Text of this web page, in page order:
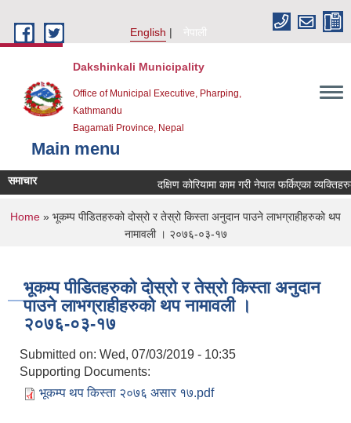
English
नेपाली
Dakshinkali Municipality
Office of Municipal Executive, Pharping,
Kathmandu
Bagamati Province, Nepal
Main menu
समाचार दक्षिण कोरियामा काम गरी नेपाल फर्किएका
You are here
Home » भूकम्प पीडितहरुको दोस्रो र तेस्रो किस्ता अनुदान पाउने लाभग्राहीहरुको थप
नामावली । २०७६-०३-१७
भूकम्प पीडितहरुको दोस्रो र तेस्रो किस्ता अनुदान
पाउने लाभग्राहीहरुको थप नामावली ।
२०७६-०३-१७
Submitted on: Wed, 07/03/2019 - 10:35
Supporting Documents:
भूकम्प थप किस्ता २०७६ असार १७.pdf